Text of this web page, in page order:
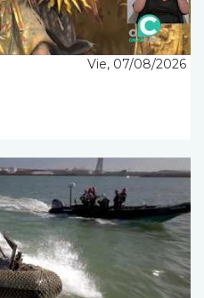
Vie, 07/08/2026